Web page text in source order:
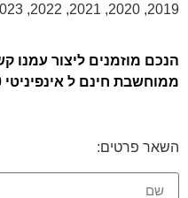
2019, 2020, 2021, 2022, 2023
הנכם מוזמנים ליצור עמנו
ממוחשבת חינם ל אינפיניטי Q60 במכון גירים גירטרוניק
השאר פרטים: